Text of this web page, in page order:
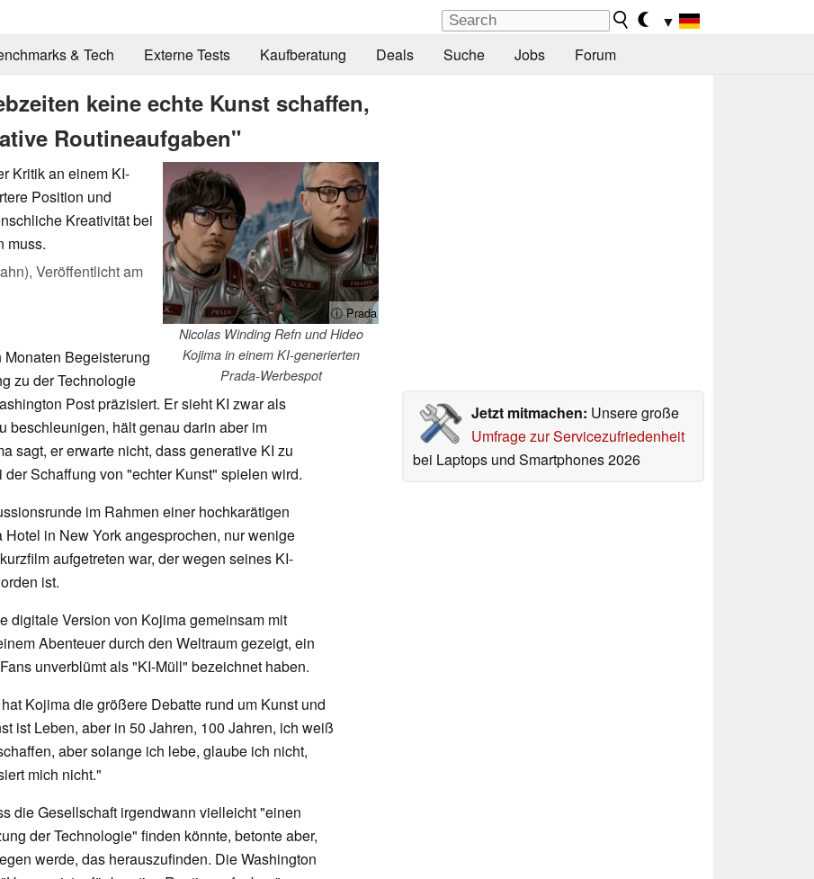
▼
& Tech Externe Tests Kaufberatung Deals Suche Jobs Forum
keine echte Kunst schaffen,
Routineaufgaben"
ⓘ Prada
Nicolas Winding Refn und Hideo
Kojima in einem KI-generierten
Prada-Werbespot
Kritik an einem KI-
Position und
Kreativität bei
muss.
Veröffentlicht am
Jetzt mitmachen: Unsere große
Umfrage zur Servicezufriedenheit
bei Laptops und Smartphones 2026
Begeisterung
zu der Technologie
Post präzisiert. Er sieht KI zwar als
beschleunigen, hält genau darin aber im
sagt, er erwarte nicht, dass generative KI zu
Schaffung von "echter Kunst" spielen wird.
im Rahmen einer hochkarätigen
in New York angesprochen, nur wenige
aufgetreten war, der wegen seines KI-
ist.
digitale Version von Kojima gemeinsam mit
Abenteuer durch den Weltraum gezeigt, ein
unverblümt als "KI-Müll" bezeichnet haben.
Kojima die größere Debatte rund um Kunst und
ist Leben, aber in 50 Jahren, 100 Jahren, ich weiß
aber solange ich lebe, glaube ich nicht,
mich nicht."
die Gesellschaft irgendwann vielleicht "einen
der Technologie" finden könnte, betonte aber,
werde, das herauszufinden. Die Washington